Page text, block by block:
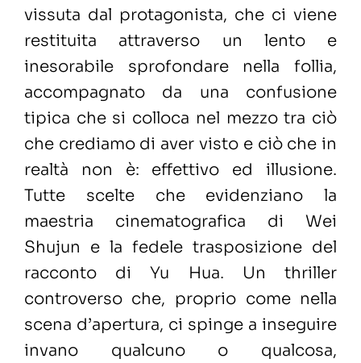
vissuta dal protagonista, che ci viene
restituita attraverso un lento e
inesorabile sprofondare nella follia,
accompagnato da una confusione
tipica che si colloca nel mezzo tra ciò
che crediamo di aver visto e ciò che in
realtà non è: effettivo ed illusione.
Tutte scelte che evidenziano la
maestria cinematografica di Wei
Shujun e la fedele trasposizione del
racconto di Yu Hua. Un thriller
controverso che, proprio come nella
scena d’apertura, ci spinge a inseguire
invano qualcuno o qualcosa,